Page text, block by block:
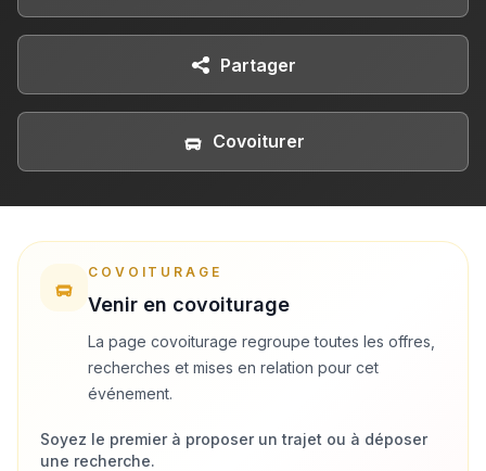
Partager
Covoiturer
COVOITURAGE
Venir en covoiturage
La page covoiturage regroupe toutes les offres,
recherches et mises en relation pour cet
événement.
Soyez le premier à proposer un trajet ou à déposer
une recherche.